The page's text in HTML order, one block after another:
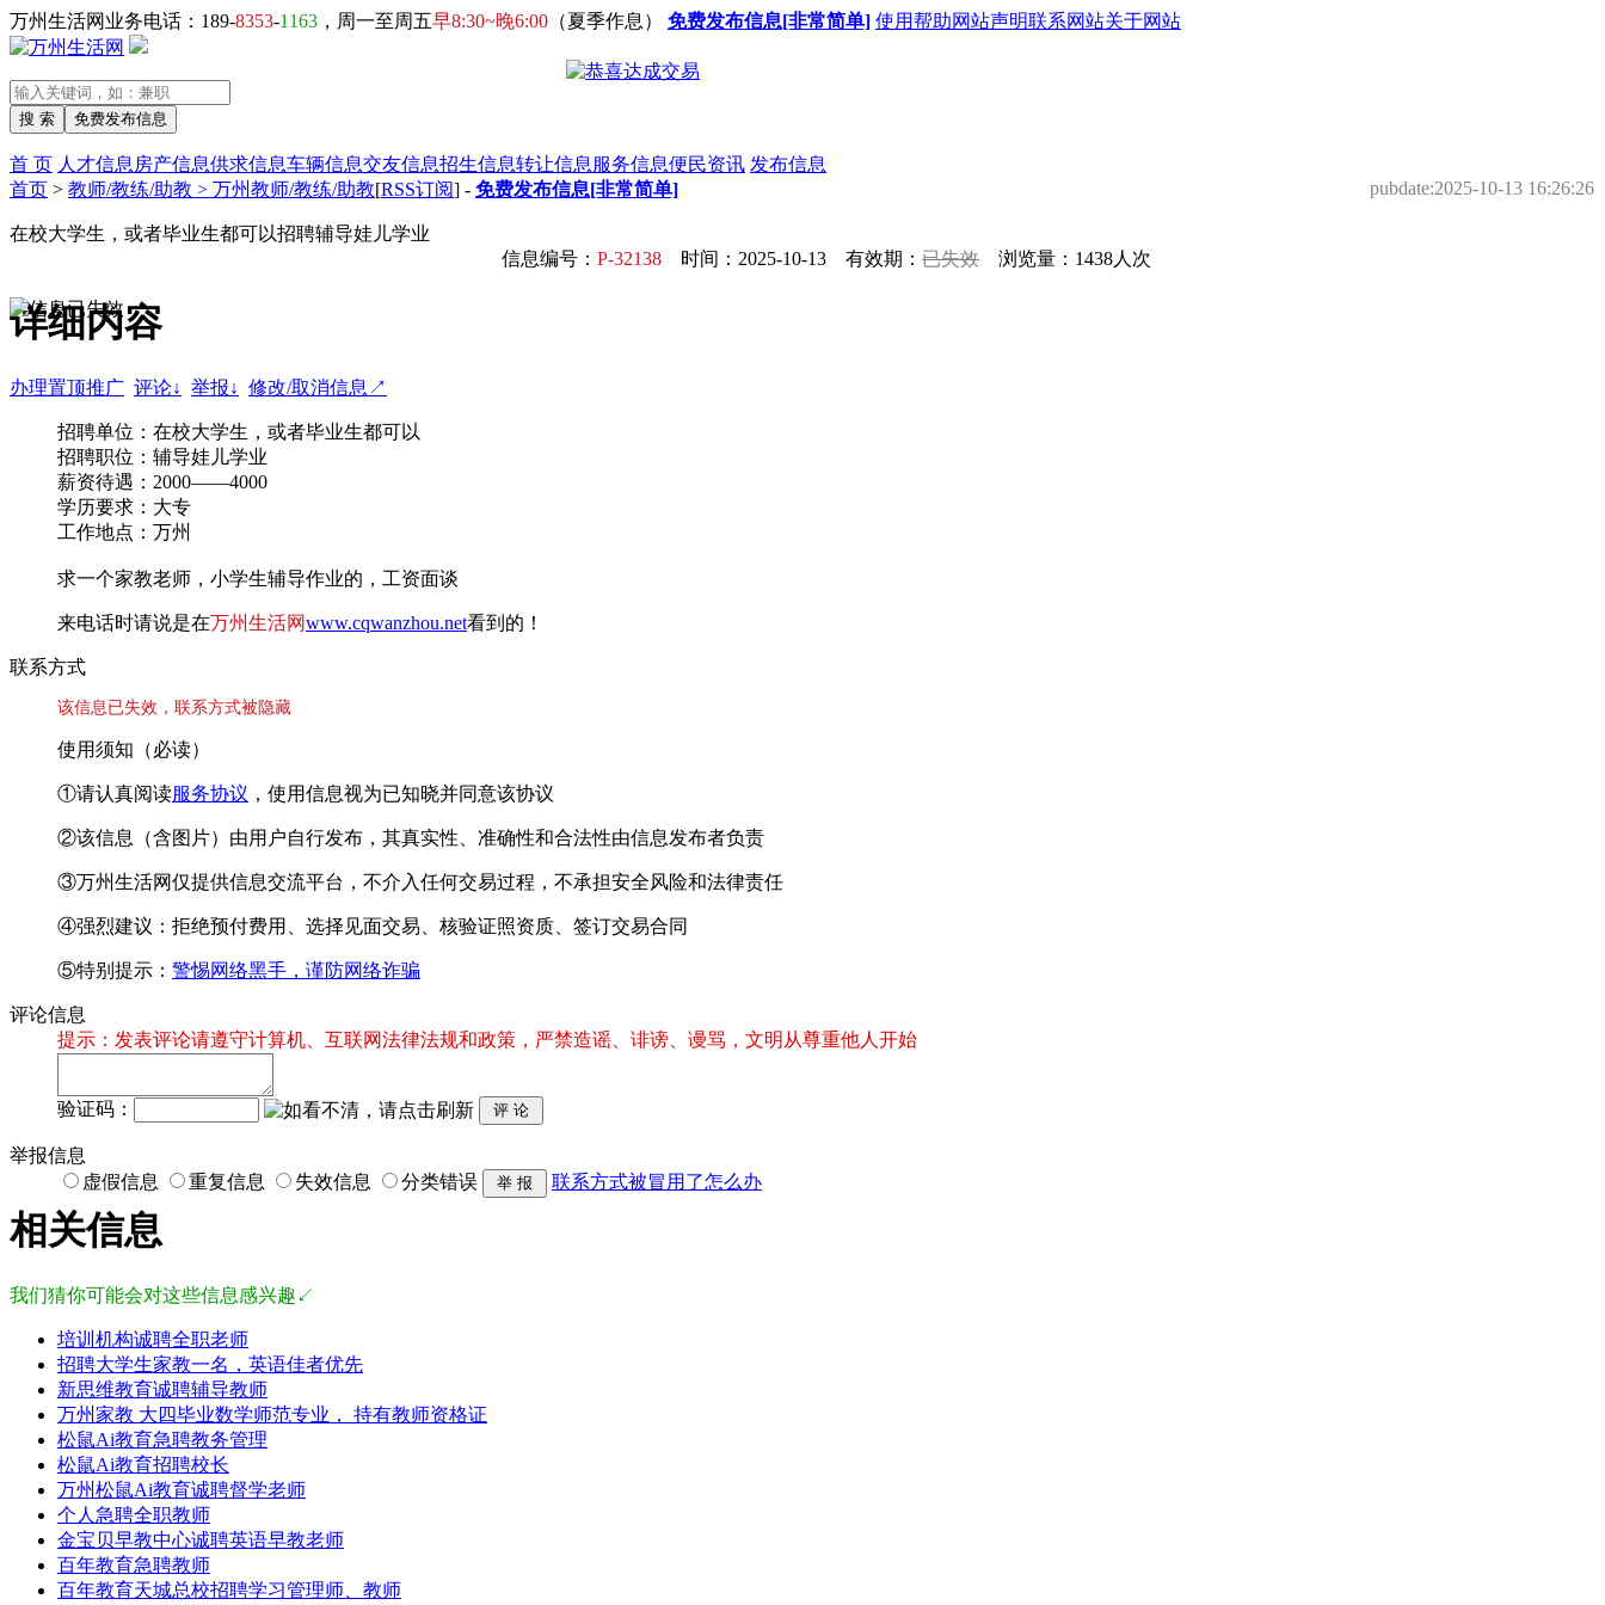
万州生活网业务电话：189-8353-1163 ，周一至周五早8:30~晚6:00 （夏季作息） 免费发布信息[非常简单] 使用帮助网站声明联系网站关于网站
首 页 人才信息 房产信息供求信息车辆信息交友信息招生信息转让信息 服务信息便民资讯 发布信息
首页 > 教师/教练/助教 > 万州教师/教练/助教[RSS订阅] - 免费发布信息[非常简单] pubdate:2025-10-13 16:26:26
在校大学生，或者毕业生都可以招聘辅导娃儿学业
信息编号： P-32138 时间：2025-10-13 有效期： 已失效 浏览量：1438人次
详细内容
办理置顶推广 评论↓ 举报↓ 修改/取消信息↗
招聘单位：在校大学生，或者毕业生都可以
招聘职位：辅导娃儿学业
薪资待遇：2000——4000
学历要求：大专
工作地点：万州
求一个家教老师，小学生辅导作业的，工资面谈
来电话时请说是在万州生活网www.cqwanzhou.net看到的！
联系方式
该信息已失效，联系方式被隐藏
使用须知（必读）
①请认真阅读服务协议 ，使用信息视为已知晓并同意该协议
②该信息（含图片）由用户自行发布，其真实性、准确性和合法性由信息发布者负责
③万州生活网仅提供信息交流平台，不介入任何交易过程，不承担安全风险和法律责任
④强烈建议：拒绝预付费用、选择见面交易、核验证照资质、签订交易合同
⑤特别提示： 警惕网络黑手，谨防网络诈骗
评论信息
提示：发表评论请遵守计算机、互联网法律法规和政策，严禁造谣、诽谤、谩骂，文明从尊重他人开始
验证码：
举报信息
虚假信息
重复信息 失效信息 分类错误 联系方式被冒用了怎么办
相关信息
我们猜你可能会对这些信息感兴趣↙
培训机构诚聘全职老师
招聘大学生家教一名，英语佳者优先
新思维教育诚聘辅导教师
万州家教 大四毕业数学师范专业， 持有教师资格证
松鼠Ai教育急聘教务管理
松鼠Ai教育招聘校长
万州松鼠Ai教育诚聘督学老师
个人急聘全职教师
金宝贝早教中心诚聘英语早教老师
百年教育急聘教师
百年教育天城总校招聘学习管理师、教师